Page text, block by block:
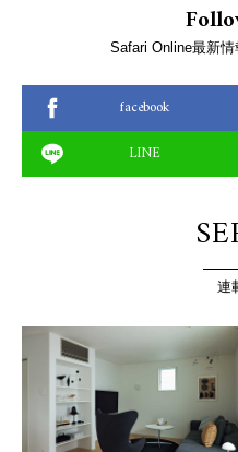
Safari Online最新情
facebook
LINE
連